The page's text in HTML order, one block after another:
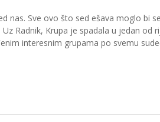
nas. Sve ovo što sed ešava moglo bi
Radnik, Krupa je spadala u jedan
interesnim grupama po svemu